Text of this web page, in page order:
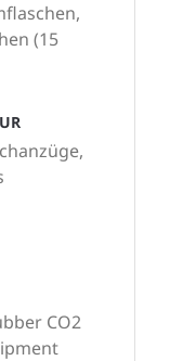
CO2
(15